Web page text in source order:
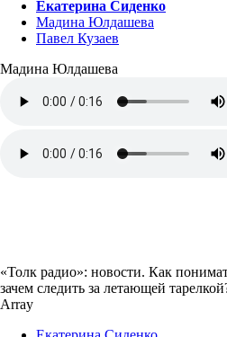
Екатерина Сиденко
Мадина Юлдашева
Павел Кузаев
Мадина Юлдашева
«Толк радио»: новости. Как
зачем следить за летающей
Array